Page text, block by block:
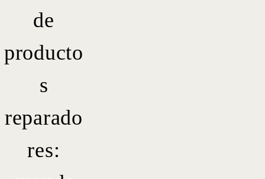
de
producto
s
reparado
res: